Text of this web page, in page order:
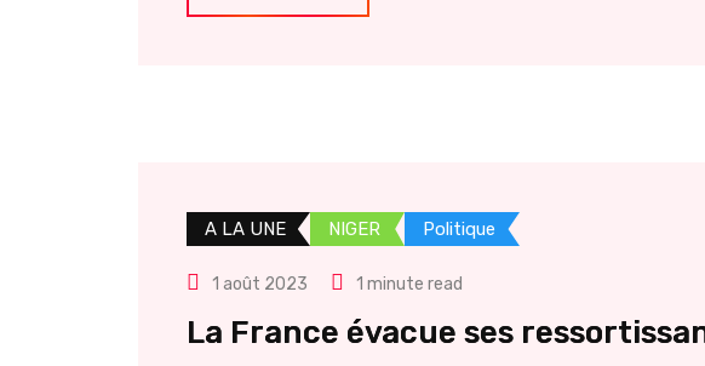
A LA UNE NIGER Politique
1 août 2023 1 minute read
La France évacue ses